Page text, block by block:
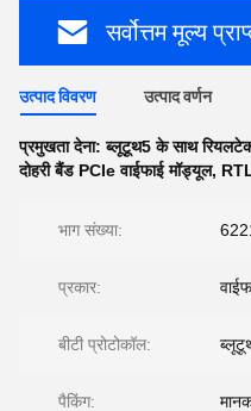
सर्वोत्तम मूल्य
उत्पाद विवरण उत्पाद वर्णन
प्रमुखता देना:ब्लूटूथ5 के साथ
दोहरी बैंड PCIe वाईफाई मॉड्यूल,
भाग संख्या:
प्रकार:
बीटी प्रोटोकॉल:
पैकिंग: